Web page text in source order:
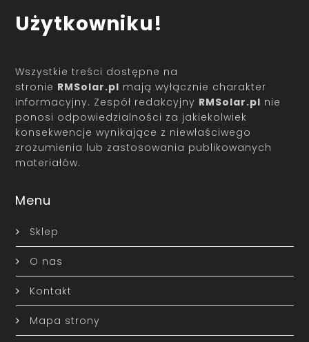
Użytkowniku!
Wszystkie treści dostępne na
stronie RMSolar.pl mają wyłącznie charakter
informacyjny. Zespół redakcyjny RMSolar.pl nie
ponosi odpowiedzialności za jakiekolwiek
konsekwencje wynikające z niewłaściwego
zrozumienia lub zastosowania publikowanych
materiałów.
Menu
Sklep
O nas
Kontakt
Mapa strony